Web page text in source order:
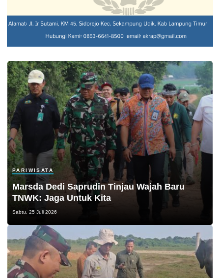
PARIWISATA
Marsda Dedi Saprudin Tinjau Wajah Baru
TNWK: Jaga Untuk Kita
Sabtu, 25 Juli 2026